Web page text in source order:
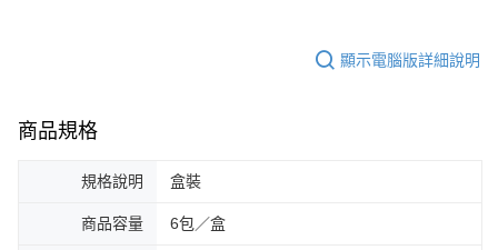
顯示電腦版詳細說明
商品規格
規格說明 盒裝
商品容量 6包／盒